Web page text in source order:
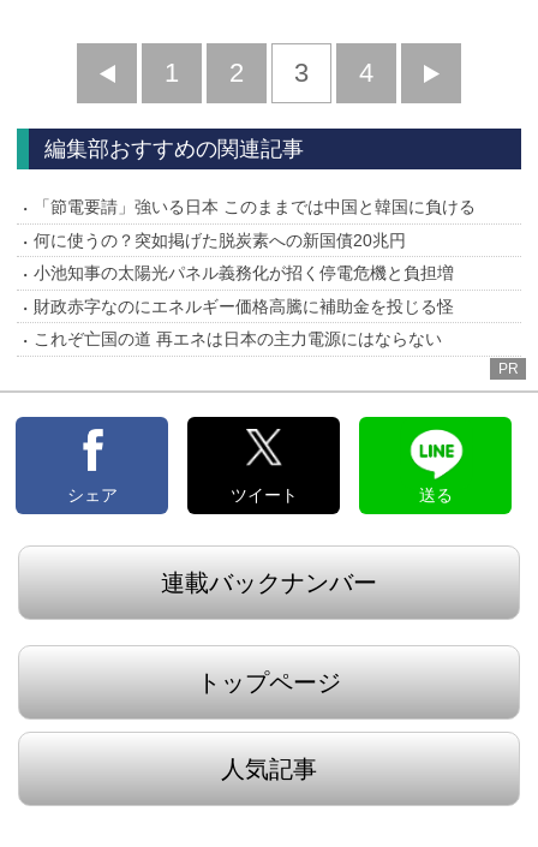
前
へ
1 2 3 4
へ
編集部おすすめの関連記事
「節電要請」強いる日本 このままでは中国と韓国に負ける
何に使うの？突如掲げた脱炭素への新国債20兆円
小池知事の太陽光パネル義務化が招く停電危機と負担増
財政赤字なのにエネルギー価格高騰に補助金を投じる怪
これぞ亡国の道 再エネは日本の主力電源にはならない
PR
シェア ツイート 送る
連載バックナンバー
トップページ
人気記事